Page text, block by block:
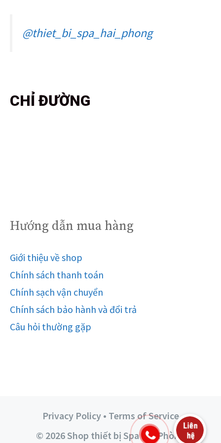
@thiet_bi_spa_hai_phong
CHỈ ĐƯỜNG
Hướng dẫn mua hàng
Giới thiệu về shop
Chính sách thanh toán
Chính sạch vận chuyển
Chính sách bảo hành và đổi trả
Câu hỏi thường gặp
Privacy Policy • Terms of Service
© 2026 Shop thiết bị Spa Hải Phòng